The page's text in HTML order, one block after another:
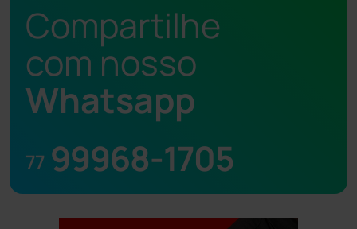
Compartilhe
com nosso
Whatsapp
77 99968-1705